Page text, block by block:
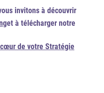
invitons à découvrir
et à télécharger notre
de votre Stratégie